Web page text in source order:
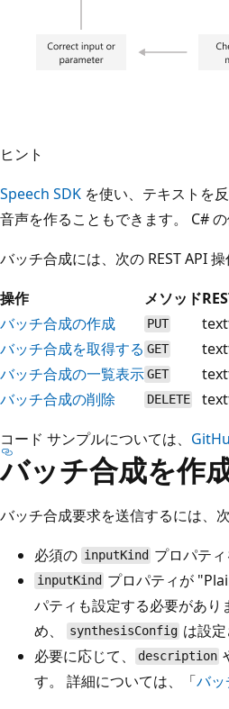
ヒント
Speech SDK を使い、テキストを
音声を作ることもできます。 C# の
バッチ合成には、次の REST API 操
操作
メソッド
バッチ合成の作成
PUT
バッチ合成を取得する GET
バッチ合成の一覧表示GET
バッチ合成の削除
DELETE
コード サンプルについては、
バッチ合成を作
バッチ合成要求を送信するには、
必須の inputKind プロパティ
inputKind プロパティが
パティも設定する必要があり
め、
synthesisConfig は設定
必要に応じて、
description
す。 詳細については、「バッ